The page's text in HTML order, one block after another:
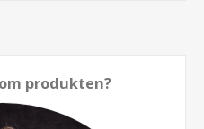
produkten?